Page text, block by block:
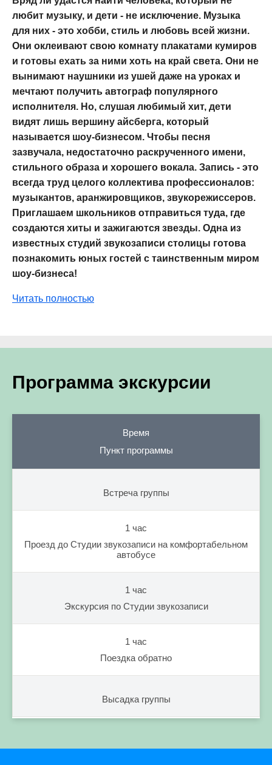
любит музыку, и дети - не исключение. Музыка
для них - это хобби, стиль и любовь всей жизни.
Они оклеивают свою комнату плакатами кумиров
и готовы ехать за ними хоть на край света. Они не
вынимают наушники из ушей даже на уроках и
мечтают получить автограф популярного
исполнителя. Но, слушая любимый хит, дети
видят лишь вершину айсберга, который
называется шоу-бизнесом. Чтобы песня
зазвучала, недостаточно раскрученного имени,
стильного образа и хорошего вокала. Запись - это
всегда труд целого коллектива профессионалов:
музыкантов, аранжировщиков, звукорежиссеров.
Приглашаем школьников отправиться туда, где
создаются хиты и зажигаются звезды. Одна из
известных студий звукозаписи столицы готова
познакомить юных гостей с таинственным миром
шоу-бизнеса!
Читать полностью
Программа экскурсии
Время
Пункт программы
Встреча группы
1 час
Проезд до Студии звукозаписи на комфортабельном
автобусе
1 час
Экскурсия по Студии звукозаписи
1 час
Поездка обратно
Высадка группы